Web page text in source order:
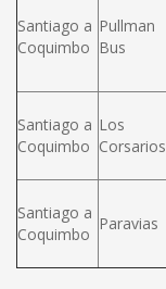
Santiago a
Coquimbo
Pullman
Bus
Santiago a
Coquimbo
Los
Corsarios
Santiago a
Coquimbo
Paravias